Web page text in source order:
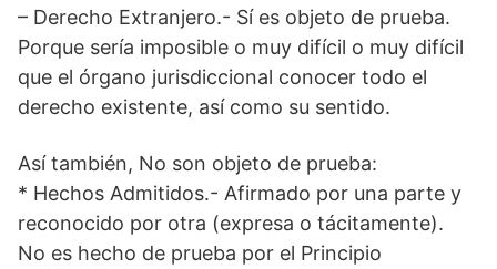
– Derecho Extranjero.- Sí es objeto de prueba.
Porque sería imposible o muy difícil o muy difícil
que el órgano jurisdiccional conocer todo el
derecho existente, así como su sentido.
Así también, No son objeto de prueba:
* Hechos Admitidos.- Afirmado por una parte y
reconocido por otra (expresa o tácitamente).
No es hecho de prueba por el Principio